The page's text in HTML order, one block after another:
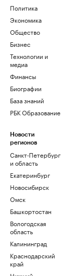
Политика
Экономика
Общество
Бизнес
Технологии и
медиа
Финансы
Биографии
База знаний
РБК Образование
Новости
регионов
Санкт-Петербург
и область
Екатеринбург
Новосибирск
Омск
Башкортостан
Вологодская
область
Калининград
Краснодарский
край